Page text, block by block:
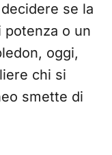
se la
potenza o un
oggi,
chi si
smette di